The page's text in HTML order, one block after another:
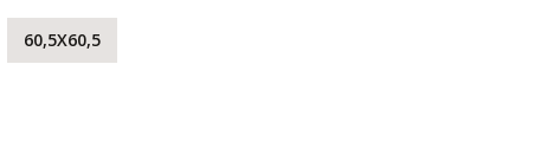
60,5X60,5